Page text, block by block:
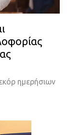
ημερήσιων